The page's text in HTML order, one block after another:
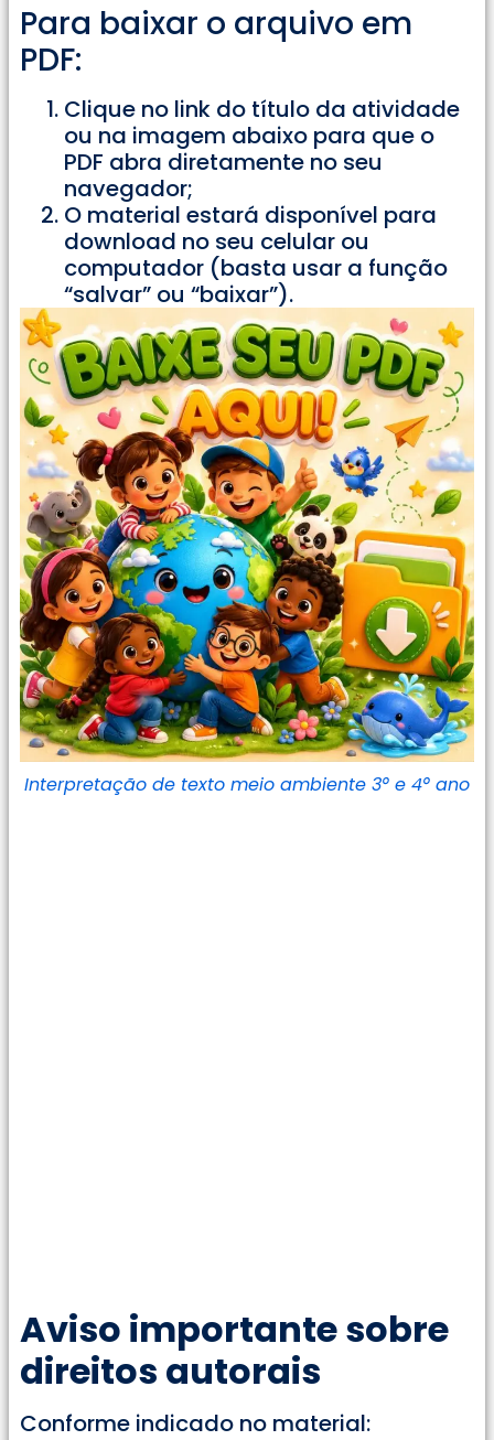
Para baixar o arquivo em
PDF:
Clique no link do título da atividade
ou na imagem abaixo para que o
PDF abra diretamente no seu
navegador;
O material estará disponível para
download no seu celular ou
computador (basta usar a função
“salvar” ou “baixar”).
Interpretação de texto meio ambiente 3° e 4° ano
Aviso importante sobre
direitos autorais
Conforme indicado no material: